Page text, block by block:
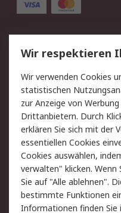
Service
Value Added Services
Rücksendung/
Hilfe
Rechtliches
RS Verkaufs- und
Lieferbedingungen
Cookie-Richtlinie
Impressum
Wir respektieren
Wir verwenden Cookies
statistischen
zur Anzeige von
Drittanbietern. Durch
erklären Sie sich mit der
essentiellen Cookies
Cookies auswählen,
verwalten" klicken. Wenn
Sie auf "Alle ablehnen".
bestimmte Funktionen
Informationen finden Sie